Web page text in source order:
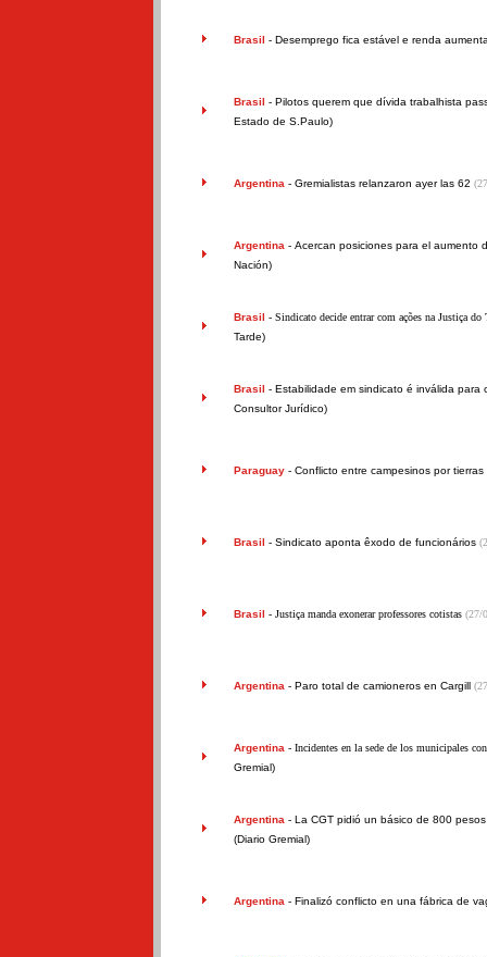
Brasil - Desemprego fica estável e renda
Brasil - Pilotos querem que dívida trabalhista
Estado de S.Paulo)
Argentina - Gremialistas relanzaron ayer las 62
Argentina - Acercan posiciones para el aumento
Nación)
Brasil - Sindicato decide entrar com ações na Justiça
Tarde)
Brasil - Estabilidade em sindicato é inválida para
Consultor Jurídico)
Paraguay- Conflicto entre campesinos por tierras
Brasil - Sindicato aponta êxodo de funcionários
Brasil - Justiça manda exonerar professores cotistas (27/
Argentina - Paro total de camioneros en Cargill
Argentina - Incidentes en la sede de los municipales
Gremial)
Argentina - La CGT pidió un básico de 800
(Diario Gremial)
Argentina - Finalizó conflicto en una fábrica de